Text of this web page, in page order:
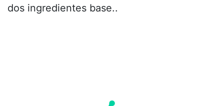
dos ingredientes base..